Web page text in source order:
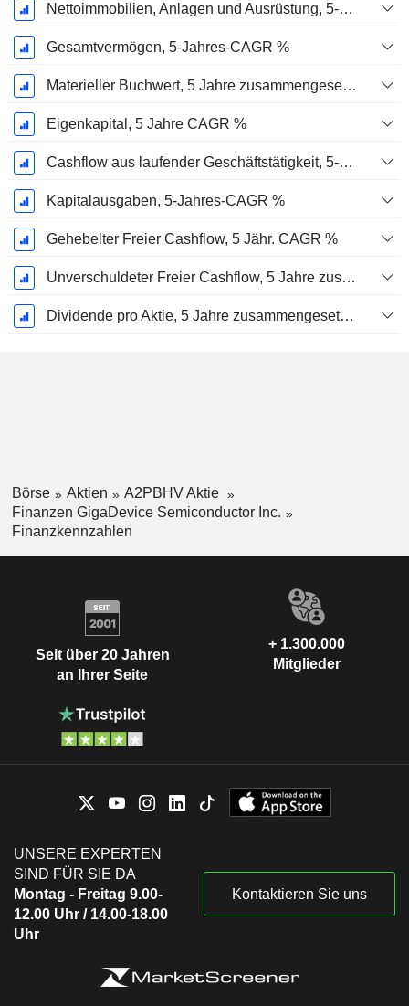
Nettoimmobilien, Anlagen und Ausrüstung, 5-Jahres-CAGR %
Gesamtvermögen, 5-Jahres-CAGR %
Materieller Buchwert, 5 Jahre zusammengesetzte jährliche Wachstumsrate %
Eigenkapital, 5 Jahre CAGR %
Cashflow aus laufender Geschäftstätigkeit, 5-Jahres-CAGR %
Kapitalausgaben, 5-Jahres-CAGR %
Gehebelter Freier Cashflow, 5 Jähr. CAGR %
Unverschuldeter Freier Cashflow, 5 Jahre zusammengesetzte jährliche Wachstumsrate %
Dividende pro Aktie, 5 Jahre zusammengesetzte jährliche Wachstumsrate %
Börse Aktien
A2PBHV Aktie
Finanzen GigaDevice Semiconductor Inc.
Finanzkennzahlen
Seit über 20 Jahren
an Ihrer Seite
+ 1.300.000
Mitglieder
UNSERE EXPERTEN
SIND FÜR SIE DA
Montag - Freitag 9.00-
12.00 Uhr / 14.00-18.00
Uhr
Kontaktieren Sie uns